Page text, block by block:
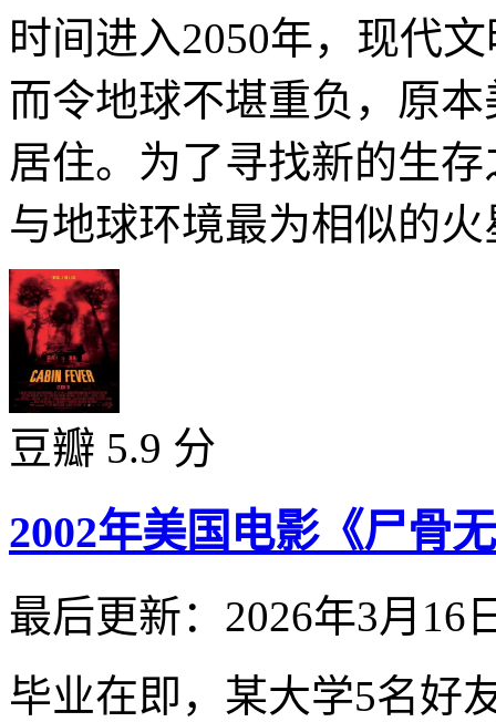
时间进入2050年，现代
而令地球不堪重负，原
居住。为了寻找新的生
与地球环境最为相似的
豆瓣 5.9 分
2002年美国电影《尸骨
最后更新：2026年3月16
毕业在即，某大学5名好